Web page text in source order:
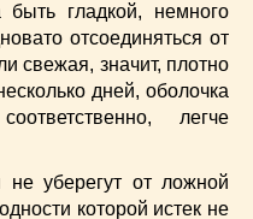
гладкой, немного
отсоединяться от
свежая, значит, плотно
дней, оболочка
легче
не уберегут от ложной
которой истек не